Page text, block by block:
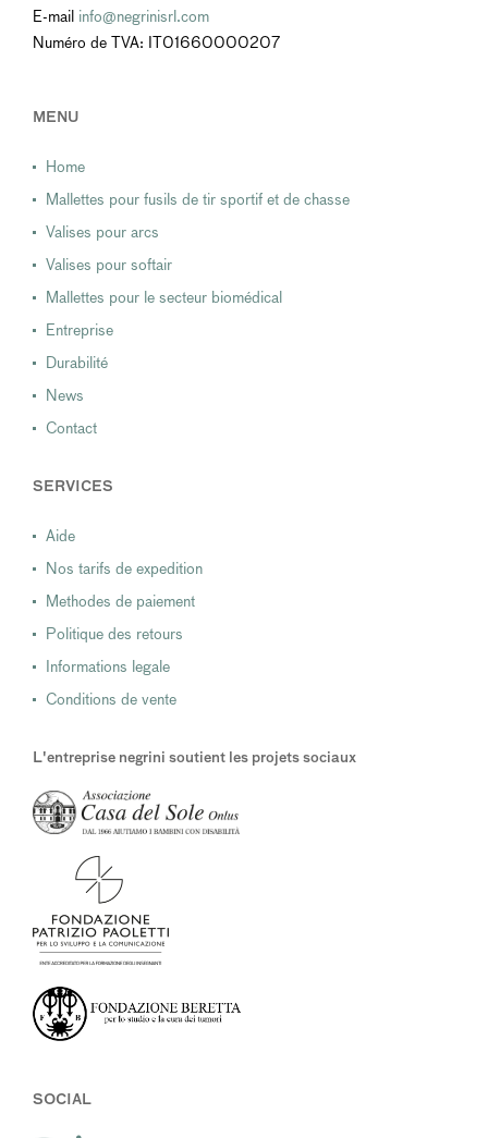
E-mail info@negrinisrl.com
Numéro de TVA: IT01660000207
MENU
Home
Mallettes pour fusils de tir sportif et de chasse
Valises pour arcs
Valises pour softair
Mallettes pour le secteur biomédical
Entreprise
Durabilité
News
Contact
SERVICES
Aide
Nos tarifs de expedition
Methodes de paiement
Politique des retours
Informations legale
Conditions de vente
L'entreprise negrini soutient les projets sociaux
SOCIAL